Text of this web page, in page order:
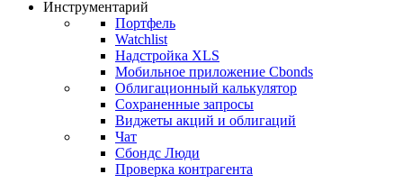
Откройте глобальную базу данных
Получить доступ
Инструментарий
Портфель
Watchlist
Надстройка XLS
Мобильное приложение Cbonds
Облигационный калькулятор
Сохраненные запросы